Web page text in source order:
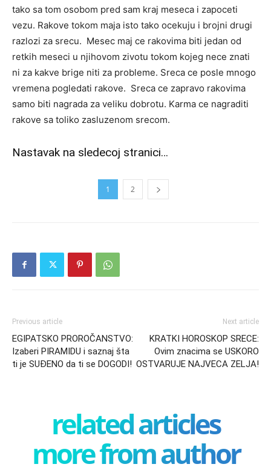
tako sa tom osobom pred sam kraj meseca i zapoceti
vezu. Rakove tokom maja isto tako ocekuju i brojni drugi
razlozi za srecu. Mesec maj ce rakovima biti jedan od
retkih meseci u njihovom zivotu tokom kojeg nece znati
ni za kakve brige niti za probleme. Sreca ce posle mnogo
vremena pogledati rakove. Sreca ce zapravo rakovima
samo biti nagrada za veliku dobrotu. Karma ce nagraditi
rakove sa toliko zasluzenom srecom.
Nastavak na sledecoj stranici…
1 2
Previous article
EGIPATSKO PROROČANSTVO:
Izaberi PIRAMIDU i saznaj šta
ti je SUĐENO da ti se DOGODI!
Next article
KRATKI HOROSKOP SRECE:
Ovim znacima se USKORO
OSTVARUJE NAJVECA ZELJA!
related articles
more from author